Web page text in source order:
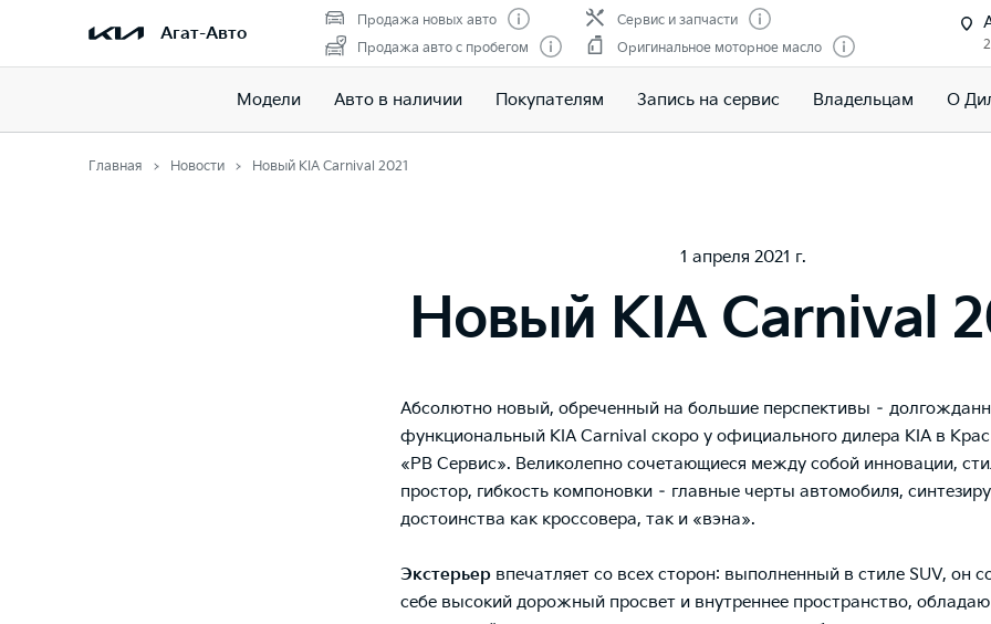
Агат-Авто
Продажа новых авто
Продажа авто с пробегом
Сервис и запчасти
Оригинальное моторное масло
Модели Авто в наличии Покупателям Запись на сервис Владельцам О
Главная Новости Новый KIA Carnival 2021
1 апреля 2021 г.
Новый KIA Carnival
Абсолютно новый, обреченный на большие перспективы –
функциональный KIA Carnival скоро у официального дилера KIA в
«РВ Сервис». Великолепно сочетающиеся между собой инновации,
простор, гибкость компоновки – главные черты автомобиля,
достоинства как кроссовера, так и «вэна».
Экстерьер впечатляет со всех сторон: выполненный в стиле SUV, он
себе высокий дорожный просвет и внутреннее пространство,